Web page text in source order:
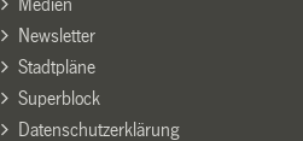
Newsletter
Stadtpläne
Superblock
Datenschutzerklärung